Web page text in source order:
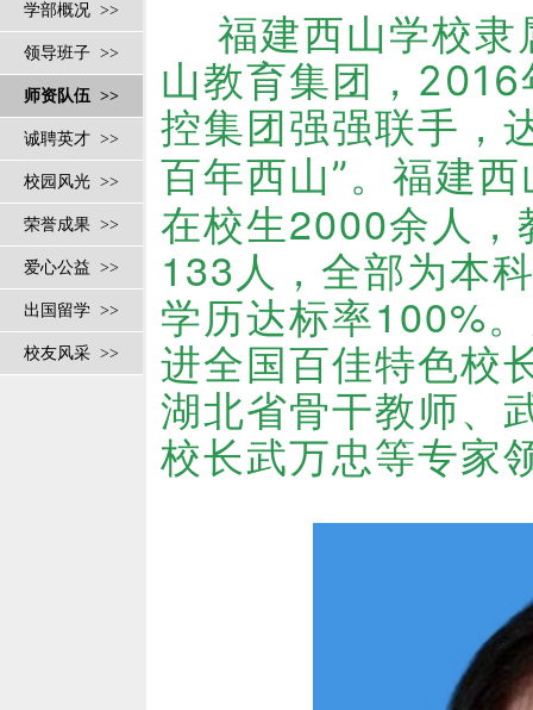
学部概况 >>
领导班子 >>
师资队伍 >>
诚聘英才 >>
校园风光 >>
荣誉成果 >>
爱心公益 >>
出国留学 >>
校友风采 >>
福建西山学校隶
山教育集团，
控集团强强联手，
百年西山”。 福建
在校生2000余人
133人，全部为本
学历达标率100%
进全国百佳特色校
湖北省骨干教师、
校长武万忠等专家